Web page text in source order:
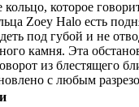
которое
Zoey Halo есть
под губой и не
камня. Эта
из блестящего
с любым